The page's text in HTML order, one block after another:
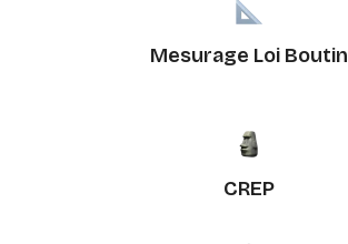
Mesurage Loi Boutin
CREP